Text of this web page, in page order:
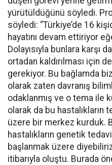
yürütüldüğünü söyledi.
söyledi: “Türkiye’de 16
hayatını devam ettiriyor
Dolayısıyla bunlara karşı
ortadan kaldırılması için
gerekiyor. Bu bağlamda
olarak zaten davranış
odaklanmış ve o tema ile
olarak da bu hastalıkların
üzere bir merkez kurduk.
hastalıkların genetik
başlanmak üzere
itibarıyla oluştu. Burada